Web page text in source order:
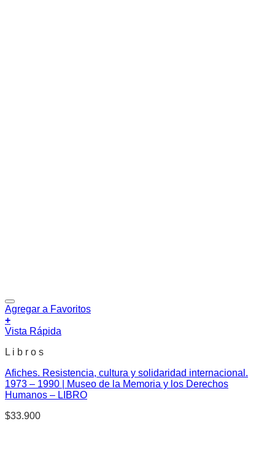
Agregar a Favoritos
+
Vista Rápida
L i b r o s
Afiches. Resistencia, cultura y solidaridad internacional.
1973 – 1990 | Museo de la Memoria y los Derechos
Humanos – LIBRO
$33.900